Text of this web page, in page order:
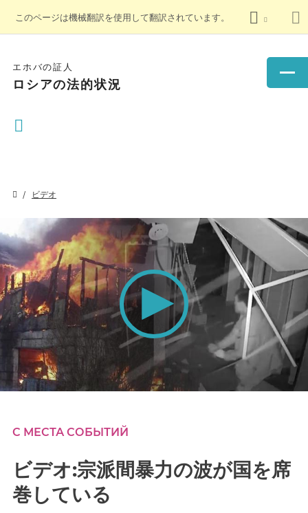
このページは機械翻訳を使用して翻訳されています。
エホバの証人
ロシアの法的状況
ビデオ
seconds
С МЕСТА СОБЫТИЙ
ビデオ:宗派間暴力の波が国を席
巻している